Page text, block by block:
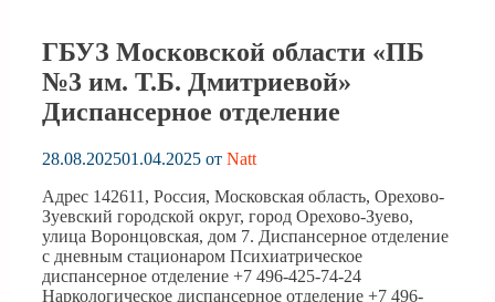
ГБУЗ Московской области «ПБ
№3 им. Т.Б. Дмитриевой»
Диспансерное отделение
28.08.202501.04.2025 от Natt
Адрес 142611, Россия, Московская область, Орехово-
Зуевский городской округ, город Орехово-Зуево,
улица Воронцовская, дом 7. Диспансерное отделение
с дневным стационаром Психиатрическое
диспансерное отделение +7 496-425-74-24
Наркологическое диспансерное отделение +7 496-